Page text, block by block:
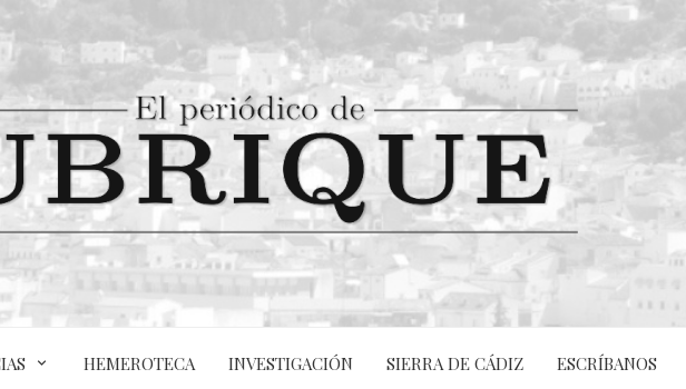
HEMEROTECA INVESTIGACIÓN SIERRA DE CÁDIZ ESCRÍBANOS